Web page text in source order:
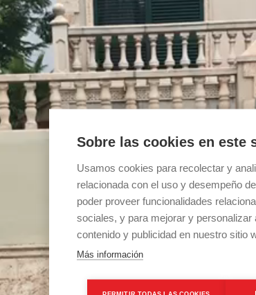
Sobre las cookies en este
Usamos cookies para recolectar y
relacionada con el uso y desempeño
poder proveer funcionalidades
sociales, y para mejorar y personalizar
contenido y publicidad en nuestro sitio
Más información